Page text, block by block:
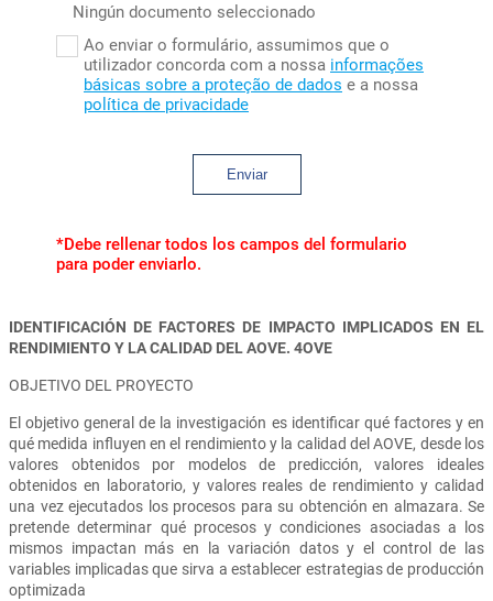
Ningún documento seleccionado
Ao enviar o formulário, assumimos que o
utilizador concorda com a nossa informações
básicas sobre a proteção de dados e a nossa
política de privacidade
Enviar
*Debe rellenar todos los campos del formulario
para poder enviarlo.
IDENTIFICACIÓN DE FACTORES DE IMPACTO IMPLICADOS EN EL
RENDIMIENTO Y LA CALIDAD DEL AOVE. 4OVE
OBJETIVO DEL PROYECTO
El objetivo general de la investigación es identificar qué factores y en
qué medida influyen en el rendimiento y la calidad del AOVE, desde los
valores obtenidos por modelos de predicción, valores ideales
obtenidos en laboratorio, y valores reales de rendimiento y calidad
una vez ejecutados los procesos para su obtención en almazara. Se
pretende determinar qué procesos y condiciones asociadas a los
mismos impactan más en la variación datos y el control de las
variables implicadas que sirva a establecer estrategias de producción
optimizada